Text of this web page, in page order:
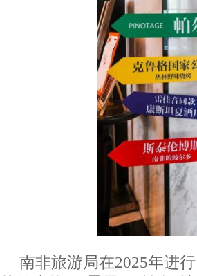
南非旅游局在2025年进